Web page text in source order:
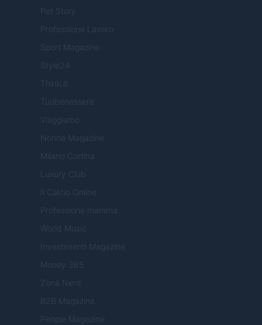
Pet Story
Professione Lavoro
Sport Magazine
Style24
Think.it
Tuobenessere
Viaggiamo
Nonne Magazine
Milano Cortina
Luxury Club
Il Calcio Online
Professione mamma
World Music
Investimenti Magazine
Money 365
Zona Nerd
B2B Magazine
People Magazine